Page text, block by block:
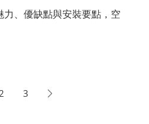
、優缺點與安裝要點，空
3